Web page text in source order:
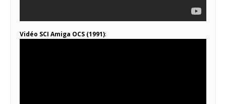
Vidéo SCI Amiga OCS (1991):